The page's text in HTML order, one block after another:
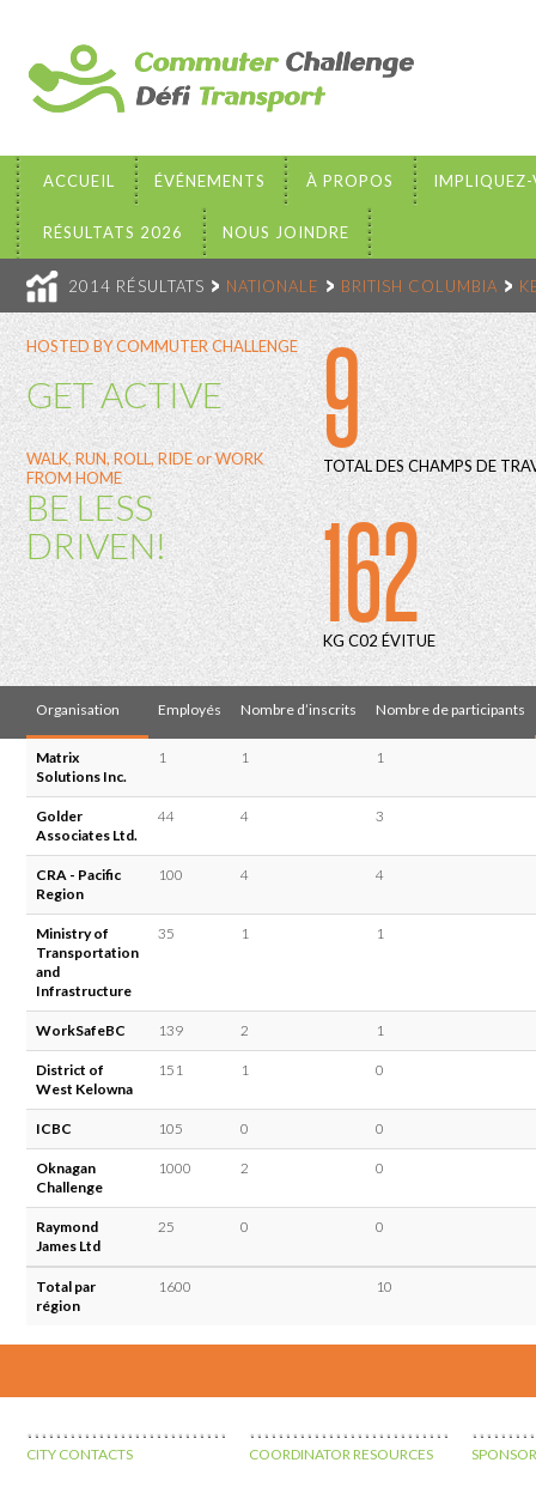
ACCUEIL ÉVÉNEMENTS À PROPOS IMPLIQUEZ-
RÉSULTATS 2026 NOUS JOINDRE
2014 RÉSULTATS NATIONALE BRITISH COLUMBIA
HOSTED BY COMMUTER CHALLENGE
GET ACTIVE
WALK, RUN, ROLL, RIDE or WORK
FROM HOME
BE LESS
DRIVEN!
9
TOTAL DES CHAMPS DE
162
KG C02 ÉVITUE
Organisation Employés Nombre d’inscrits Nombre de participants
Matrix
Solutions Inc.
1 1 1
Golder
Associates Ltd.
44 4 3
CRA - Pacific
Region
100 4 4
Ministry of
Transportation
and
Infrastructure
35 1 1
WorkSafeBC 139 2 1
District of
West Kelowna
151 1 0
ICBC 105 0 0
Oknagan
Challenge
1000 2 0
Raymond
James Ltd
25 0 0
Total par
région
1600 10
CITY CONTACTS COORDINATOR RESOURCES